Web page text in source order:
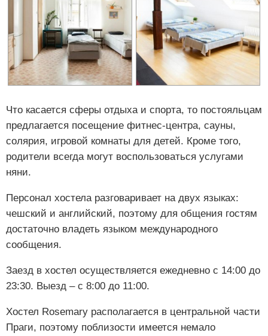
Что касается сферы отдыха и спорта, то постояльцам
предлагается посещение фитнес-центра, сауны,
солярия, игровой комнаты для детей. Кроме того,
родители всегда могут воспользоваться услугами
няни.
Персонал хостела разговаривает на двух языках:
чешский и английский, поэтому для общения гостям
достаточно владеть языком международного
сообщения.
Заезд в хостел осуществляется ежедневно с 14:00 до
23:30. Выезд – с 8:00 до 11:00.
Хостел Rosemary располагается в центральной части
Праги, поэтому поблизости имеется немало